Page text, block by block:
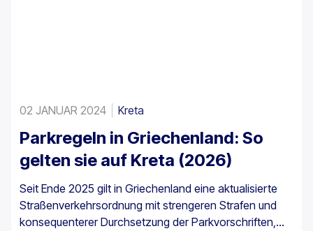
02 JANUAR 2024 Kreta
Parkregeln in Griechenland: So
gelten sie auf Kreta (2026)
Seit Ende 2025 gilt in Griechenland eine aktualisierte
Straßenverkehrsordnung mit strengeren Strafen und
konsequenterer Durchsetzung der Parkvorschriften,